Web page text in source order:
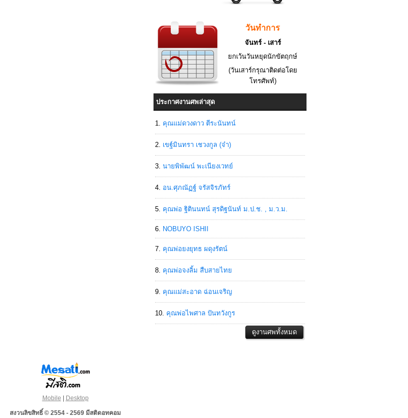
วันทำการ
จันทร์ - เสาร์
ยกเว้นวันหยุดนักขัตฤกษ์
(วันเสาร์กรุณาติดต่อโดย
โทรศัพท์)
ประกาศงานศพล่าสุด
คุณแม่ดวงดาว ตีระนันทน์
เขฐ์มินทรา เชวงกูล (จ๋า)
นายพิพัฒน์ พะเนียงเวทย์
อน.ศุภณัฏฐ์ จรัสจิรภัทร์
คุณพ่อ ฐิตินนทน์ สุรดิฐนันท์ ม.ป.ช. , ม.ว.ม.
NOBUYO ISHII
คุณพ่อยงยุทธ ผดุงรัตน์
คุณพ่อจงลิ้ม สืบสายไทย
คุณแม่สะอาด ฉ่อนเจริญ
คุณพ่อไพศาล ปันทวังกูร
Mobile | Desktop
สงวนลิขสิทธิ์ © 2554 - 2569 มีสติดอทคอม